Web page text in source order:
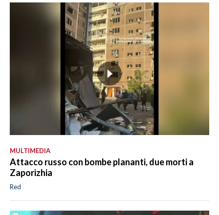
MULTIMEDIA
Attacco russo con bombe plananti, due morti a
Zaporizhia
Red